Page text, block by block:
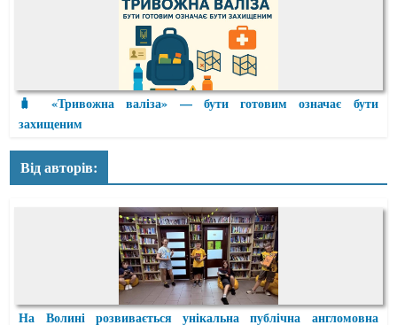
🧳 «Тривожна валіза» — бути готовим означає бути
захищеним
Від авторів:
На Волині розвивається унікальна публічна англомовна